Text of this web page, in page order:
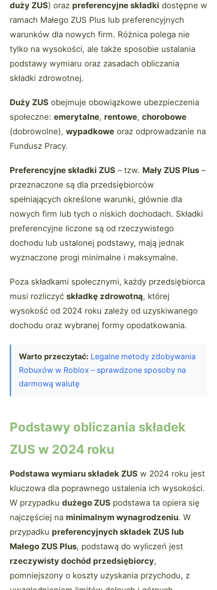
duży ZUS) oraz preferencyjne składki dostępne w
ramach Małego ZUS Plus lub preferencyjnych
warunków dla nowych firm. Różnica polega nie
tylko na wysokości, ale także sposobie ustalania
podstawy wymiaru oraz zasadach obliczania
składki zdrowotnej.
Duży ZUS obejmuje obowiązkowe ubezpieczenia
społeczne: emerytalne, rentowe, chorobowe
(dobrowolne), wypadkowe oraz odprowadzanie na
Fundusz Pracy.
Preferencyjne składki ZUS – tzw. Mały ZUS Plus –
przeznaczone są dla przedsiębiorców
spełniających określone warunki, głównie dla
nowych firm lub tych o niskich dochodach. Składki
preferencyjne liczone są od rzeczywistego
dochodu lub ustalonej podstawy, mają jednak
wyznaczone progi minimalne i maksymalne.
Poza składkami społecznymi, każdy przedsiębiorca
musi rozliczyć składkę zdrowotną, której
wysokość od 2024 roku zależy od uzyskiwanego
dochodu oraz wybranej formy opodatkowania.
Warto przeczytać: Legalne metody zdobywania
Robuxów w Roblox – sprawdzone sposoby na
darmową walutę
Podstawy obliczania składek
ZUS w 2024 roku
Podstawa wymiaru składek ZUS w 2024 roku jest
kluczowa dla poprawnego ustalenia ich wysokości.
W przypadku dużego ZUS podstawa ta opiera się
najczęściej na minimalnym wynagrodzeniu. W
przypadku preferencyjnych składek ZUS lub
Małego ZUS Plus, podstawą do wyliczeń jest
rzeczywisty dochód przedsiębiorcy,
pomniejszony o koszty uzyskania przychodu, z